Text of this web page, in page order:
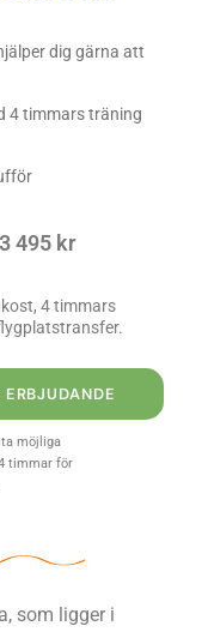
dig gärna att
4 timmars träning
495 kr
4 timmars
möjliga
timmar för
som ligger i